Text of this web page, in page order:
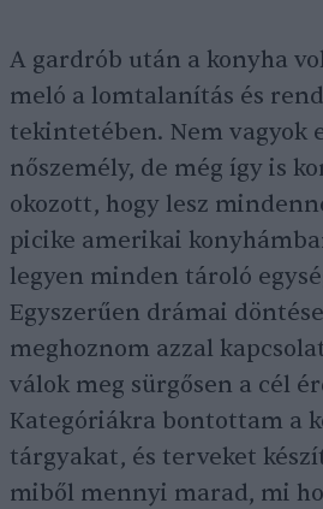
A gardrób után a konyha
meló a lomtalanítás és
tekintetében. Nem vagyok
nőszemély, de még így is
okozott, hogy lesz
picike amerikai
legyen minden tároló
Egyszerűen drámai
meghoznom azzal
válok meg sürgősen a cél
Kategóriákra bontottam a
tárgyakat, és terveket
miből mennyi marad, mi